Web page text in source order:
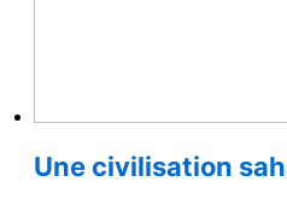
Une civilisation